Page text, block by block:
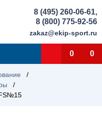
8 (495) 260-06-61,
8 (800) 775-92-56
zakaz@ekip-sport.ru
0 0
/
/